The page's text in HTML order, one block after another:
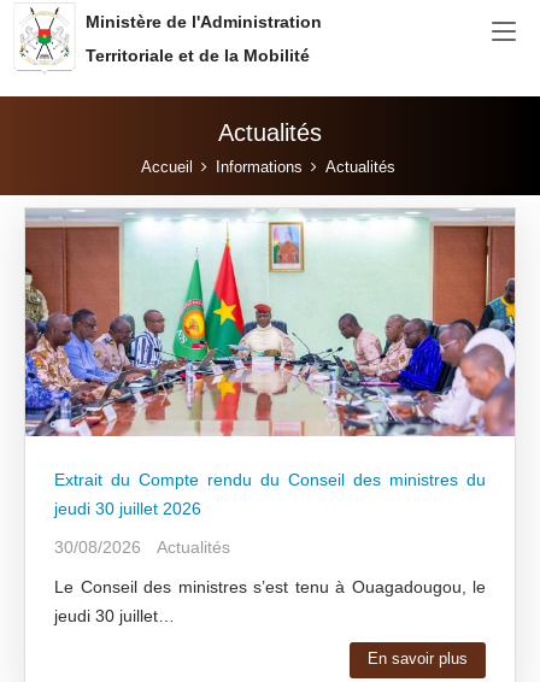
Aller au contenu principal
Ministère de l'Administration
Territoriale et de la Mobilité
Actualités
Accueil Informations Actualités
Extrait du Compte rendu du Conseil des ministres du
jeudi 30 juillet 2026
30/08/2026
Actualités
Le Conseil des ministres s’est tenu à Ouagadougou, le
jeudi 30 juillet…
En savoir plus